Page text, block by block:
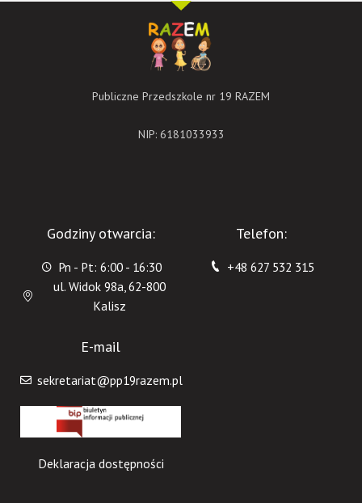
Publiczne Przedszkole nr 19 RAZEM
NIP: 6181033933
Godziny otwarcia:
Pn - Pt: 6:00 - 16:30
ul. Widok 98a, 62-800
Kalisz
Telefon:
+48 627 532 315
E-mail
sekretariat@pp19razem.pl
Deklaracja dostępności